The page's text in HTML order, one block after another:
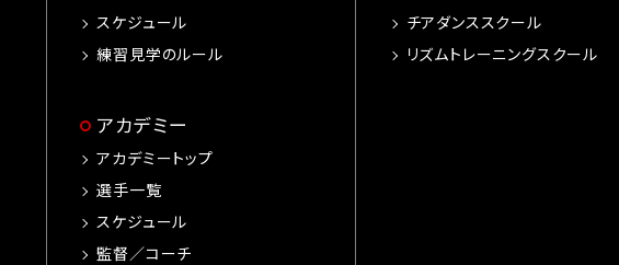
スケジュール
練習見学のルール
アカデミー
アカデミートップ
選手一覧
スケジュール
監督／コーチ
チアダンススクール
リズムトレーニングスクール